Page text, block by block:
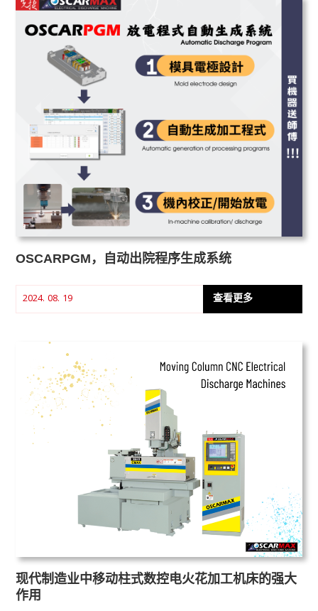
OSCARPGM，自动出院程序生成系统
2024. 08. 19 查看更多
现代制造业中移动柱式数控电火花加工机床的强大
作用